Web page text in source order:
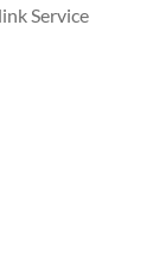
Service